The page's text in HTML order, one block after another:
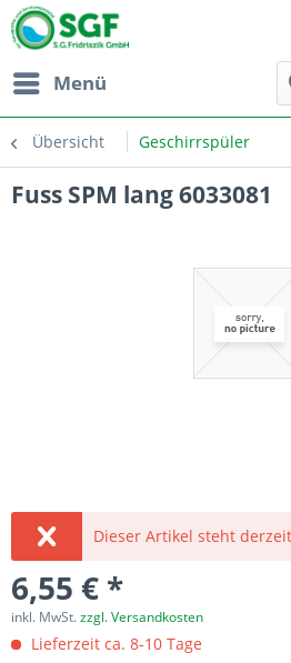
Menü
Übersicht Geschirrspüler
Fuss SPM lang 6033081
Dieser Artikel steht
6,55 € *
inkl. MwSt.zzgl. Versandkosten
Lieferzeit ca. 8-10 Tage